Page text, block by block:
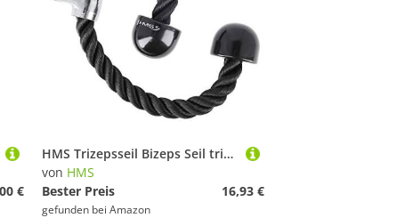
€
HMS Trizepsseil Bizeps Seil trizepstau zum herunterziehen mit rutschfesten Griffen Fitness Kabelzuggriff Nylon Twisted Pull Down Seil 70cm Doppelgriff
von HMS
Bester Preis
16,93 €
gefunden bei Amazon